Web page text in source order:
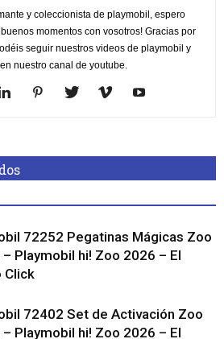
y coleccionista de playmobil, espero
momentos con vosotros! Gracias por
seguir nuestros videos de playmobil y
nuestro canal de youtube.
72252 Pegatinas Mágicas Zoo
Playmobil hi! Zoo 2026 – El
Click
72402 Set de Activación Zoo
Playmobil hi! Zoo 2026 – El